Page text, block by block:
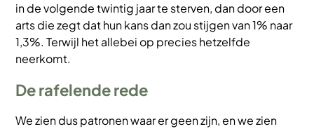
in de volgende twintig jaar te sterven, dan door een
arts die zegt dat hun kans dan zou stijgen van 1% naar
1,3%. Terwijl het allebei op precies hetzelfde
neerkomt.
De rafelende rede
We zien dus patronen waar er geen zijn, en we zien